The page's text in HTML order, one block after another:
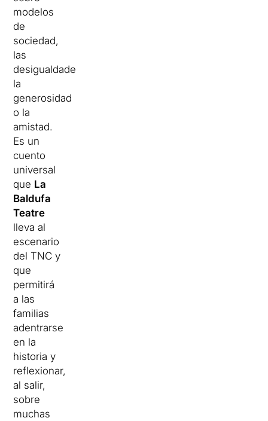
modelos
de
sociedad,
las
desigualdades
la
generosidad
o la
amistad.
Es un
cuento
universal
que La
Baldufa
Teatre
lleva al
escenario
del TNC y
que
permitirá
a las
familias
adentrarse
en la
historia y
reflexionar,
al salir,
sobre
muchas